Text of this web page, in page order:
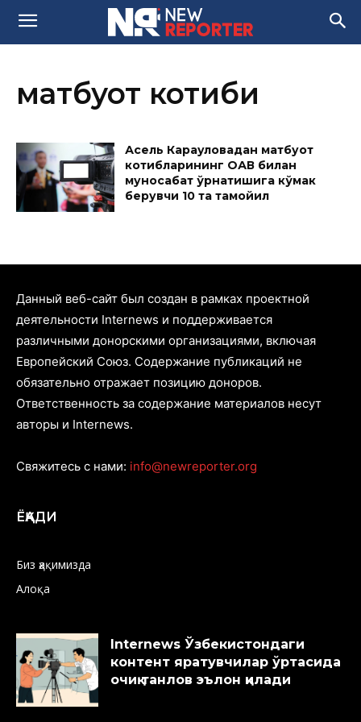
матбуот котиби
Асель Карауловадан матбуот
котибларининг ОАВ билан
муносабат ўрнатишига кўмак
берувчи 10 та тамойил
Данный веб-сайт был создан в рамках проектной
деятельности Internews и поддерживается
различными донорскими организациями, включая
Европейский Союз. Содержание публикаций не
обязательно отражает позицию доноров.
Ответственность за содержание материалов несут
авторы и Internews.
Свяжитесь с нами: info@newreporter.org
ЁҚАДИ
Биз ҳақимизда
Алоқа
Internews Ўзбекистондаги
контент яратувчилар ўртасида
очиқ танлов эълон қилади